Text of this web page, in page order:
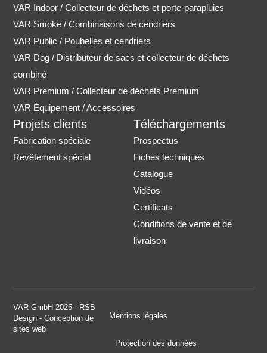
VAR Indoor / Collecteur de déchets et porte-parapluies
VAR Smoke / Combinaisons de cendriers
VAR Public / Poubelles et cendriers
VAR Dog / Distributeur de sacs et collecteur de déchets
combiné
VAR Premium / Collecteur de déchets Premium
VAR Équipement / Accessoires
Projets clients
Fabrication spéciale
Revêtement spécial
Téléchargements
Prospectus
Fiches techniques
Catalogue
Vidéos
Certificats
Conditions de vente et de
livraison
VAR GmbH 2025 - RSB
Design - Conception de
sites web
Mentions légales
Protection des données